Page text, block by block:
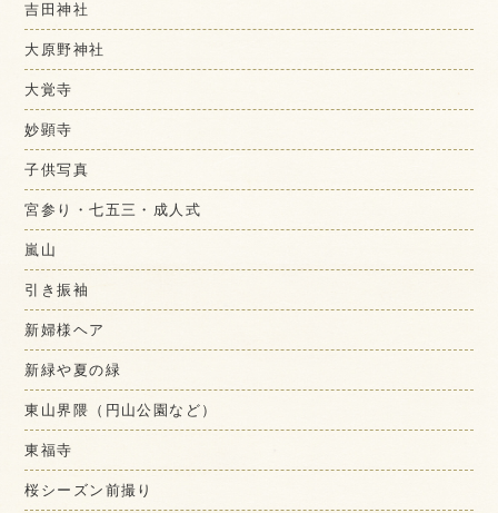
吉田神社
大原野神社
大覚寺
妙顕寺
子供写真
宮参り・七五三・成人式
嵐山
引き振袖
新婦様ヘア
新緑や夏の緑
東山界隈（円山公園など）
東福寺
桜シーズン前撮り